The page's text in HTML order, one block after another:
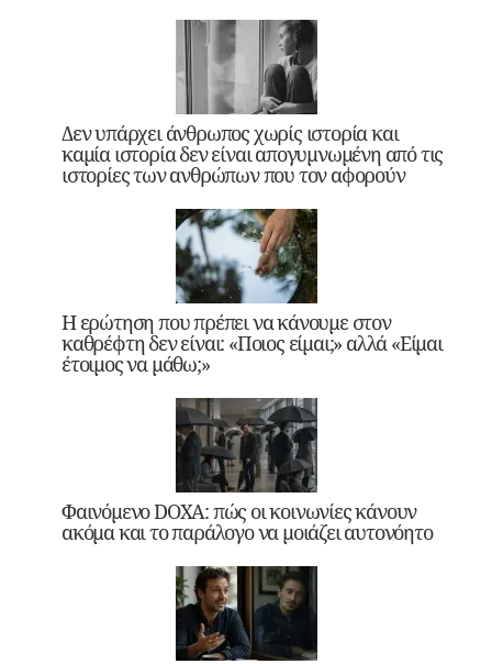
Δεν υπάρχει άνθρωπος χωρίς ιστορία και
καμία ιστορία δεν είναι απογυμνωμένη από τις
ιστορίες των ανθρώπων που τον αφορούν
Η ερώτηση που πρέπει να κάνουμε στον
καθρέφτη δεν είναι: «Ποιος είμαι;» αλλά «Είμαι
έτοιμος να μάθω;»
Φαινόμενο DOXA: πώς οι κοινωνίες κάνουν
ακόμα και το παράλογο να μοιάζει αυτονόητο